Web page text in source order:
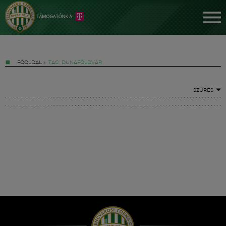
FŐOLDAL » TAG: DUNAFÖLDVÁR
SZŰRÉS
Hírek